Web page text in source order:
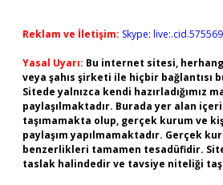
Reklam ve İletişim: Skype:
Yasal Uyarı: Bu internet sitesi,
veya şahıs şirketi ile hiçbir bağlantısı
Sitede yalnızca kendi hazırladığımız
paylaşılmaktadır. Burada yer alan
taşımamakta olup, gerçek kurum ve
paylaşım yapılmamaktadır. Gerçek
benzerlikleri tamamen tesadüfidir.
taslak halindedir ve tavsiye niteliği